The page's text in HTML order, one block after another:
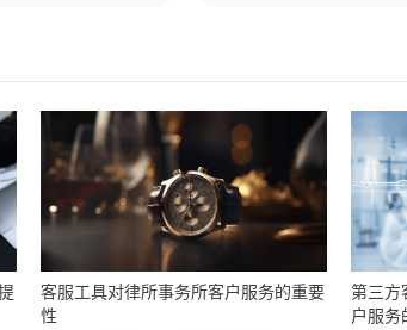
客服工具对律所事务所客户服务的重要
性
第三方
户服务